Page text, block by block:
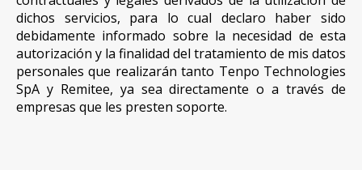
dichos servicios, para lo cual declaro haber sido
debidamente informado sobre la necesidad de esta
autorización y la finalidad del tratamiento de mis datos
personales que realizarán tanto Tenpo Technologies
SpA y Remitee, ya sea directamente o a través de
empresas que les presten soporte.